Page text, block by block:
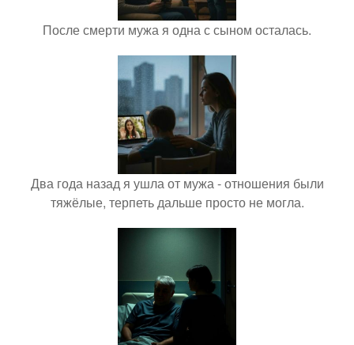
После смерти мужа я одна с сыном осталась.
Два года назад я ушла от мужа - отношения были
тяжёлые, терпеть дальше просто не могла.